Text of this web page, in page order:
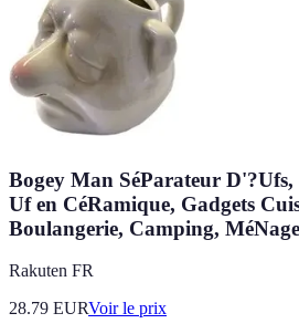
Bogey Man SéParateur D'?Ufs,
Uf en CéRamique, Gadgets
Boulangerie, Camping, MéNage
Rakuten FR
28.79 EURVoir le prix